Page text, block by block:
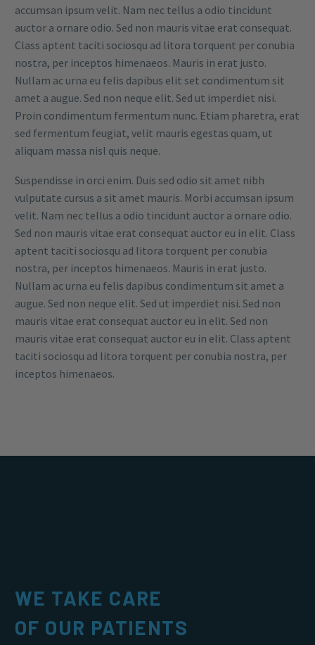
accumsan ipsum velit. Nam nec tellus a odio tincidunt
auctor a ornare odio. Sed non mauris vitae erat consequat.
Class aptent taciti sociosqu ad litora torquent per conubia
nostra, per inceptos himenaeos. Mauris in erat justo.
Nullam ac urna eu felis dapibus elit set condimentum sit
amet a augue. Sed non neque elit. Sed ut imperdiet nisi.
Proin condimentum fermentum nunc. Etiam pharetra, erat
sed fermentum feugiat, velit mauris egestas quam, ut
aliquam massa nisl quis neque.
Suspendisse in orci enim. Duis sed odio sit amet nibh
vulputate cursus a sit amet mauris. Morbi accumsan ipsum
velit. Nam nec tellus a odio tincidunt auctor a ornare odio.
Sed non mauris vitae erat consequat auctor eu in elit. Class
aptent taciti sociosqu ad litora torquent per conubia
nostra, per inceptos himenaeos. Mauris in erat justo.
Nullam ac urna eu felis dapibus condimentum sit amet a
augue. Sed non neque elit. Sed ut imperdiet nisi. Sed non
mauris vitae erat consequat auctor eu in elit. Sed non
mauris vitae erat consequat auctor eu in elit. Class aptent
taciti sociosqu ad litora torquent per conubia nostra, per
inceptos himenaeos.
WE TAKE CARE
OF OUR PATIENTS